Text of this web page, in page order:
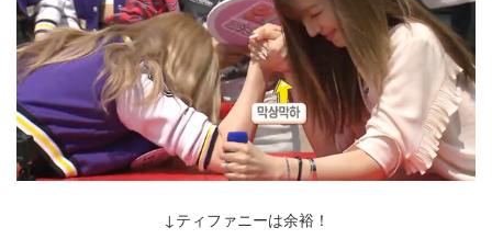
↓ティファニーは余裕！